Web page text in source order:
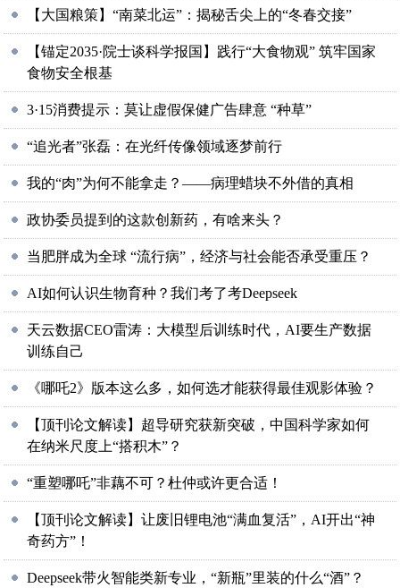
【大国粮策】“南菜北运”：揭秘舌尖上的“冬春交接”
【锚定2035·院士谈科学报国】践行“大食物观” 筑牢国家
食物安全根基
3·15消费提示：莫让虚假保健广告肆意 “种草”
“追光者”张磊：在光纤传像领域逐梦前行
我的“肉”为何不能拿走？——病理蜡块不外借的真相
政协委员提到的这款创新药，有啥来头？
当肥胖成为全球 “流行病”，经济与社会能否承受重压？
AI如何认识生物育种？我们考了考Deepseek
天云数据CEO雷涛：大模型后训练时代，AI要生产数据
训练自己
《哪吒2》版本这么多，如何选才能获得最佳观影体验？
【顶刊论文解读】超导研究获新突破，中国科学家如何
在纳米尺度上“搭积木”？
“重塑哪吒”非藕不可？杜仲或许更合适！
【顶刊论文解读】让废旧锂电池“满血复活”，AI开出“神
奇药方”！
Deepseek带火智能类新专业，“新瓶”里装的什么“酒”？